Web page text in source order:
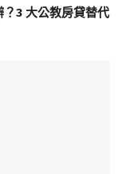
3 大公教房貸替代